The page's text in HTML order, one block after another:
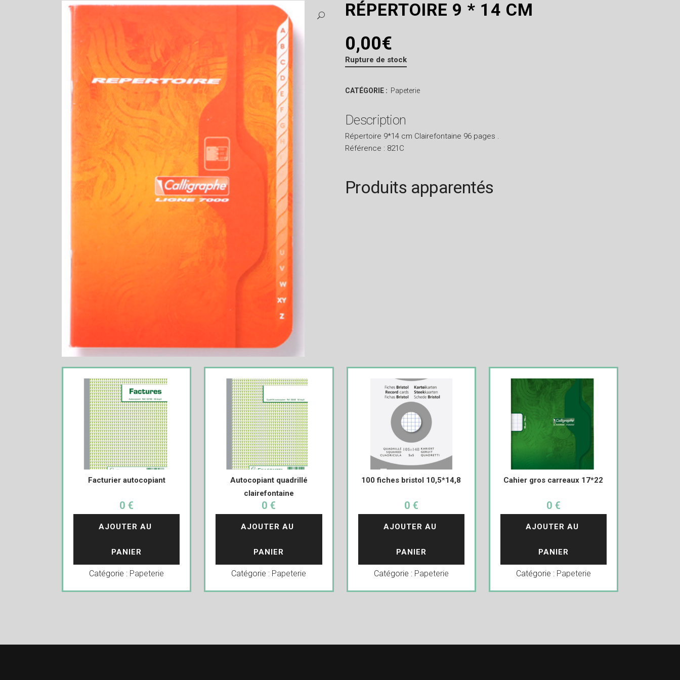
RÉPERTOIRE 9 * 14 CM
0,00€
Rupture de stock
CATÉGORIE : Papeterie
Description
Répertoire 9*14 cm Clairefontaine 96 pages .
Référence : 821C
Produits apparentés
Facturier autocopiant
0 €
AJOUTER AU
PANIER
Catégorie : Papeterie
Autocopiant quadrillé
clairefontaine
0 €
AJOUTER AU
PANIER
Catégorie : Papeterie
100 fiches bristol 10,5*14,8
0 €
AJOUTER AU
PANIER
Catégorie : Papeterie
Cahier gros carreaux 17*22
0 €
AJOUTER AU
PANIER
Catégorie : Papeterie